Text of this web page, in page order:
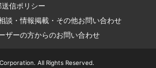
送信ポリシー
談・情報掲載・その他お問い合わせ
ザーの方からのお問い合わせ
All Rights Reserved.